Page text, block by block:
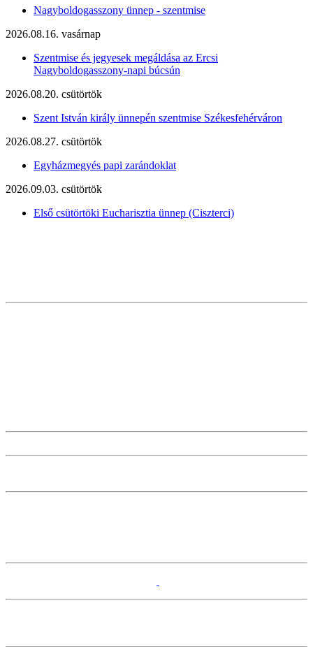
Nagyboldogasszony ünnep - szentmise
2026.08.16. vasárnap
Szentmise és jegyesek megáldása az Ercsi
Nagyboldogasszony-napi búcsún
2026.08.20. csütörtök
Szent István király ünnepén szentmise Székesfehérváron
2026.08.27. csütörtök
Egyházmegyés papi zarándoklat
2026.09.03. csütörtök
Első csütörtöki Eucharisztia ünnep (Ciszterci)